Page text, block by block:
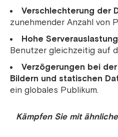
Verschlechterung der
zunehmender Anzahl von
Hohe Serverauslastung
Benutzer gleichzeitig auf
Verzögerungen bei
Bildern und statischen
ein globales Publikum.
Kämpfen Sie mit